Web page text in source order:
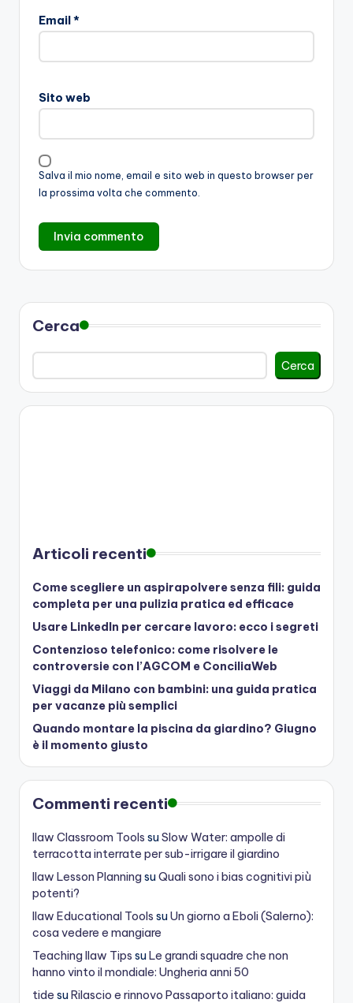
Email*
Sito web
Salva il mio nome, email e sito web in questo browser per
la prossima volta che commento.
Cerca
Cerca
Articoli recenti
Come scegliere un aspirapolvere senza fili: guida
completa per una pulizia pratica ed efficace
Usare LinkedIn per cercare lavoro: ecco i segreti
Contenzioso telefonico: come risolvere le
controversie con l’AGCOM e ConciliaWeb
Viaggi da Milano con bambini: una guida pratica
per vacanze più semplici
Quando montare la piscina da giardino? Giugno
è il momento giusto
Commenti recenti
Ilaw Classroom Tools suSlow Water: ampolle di
terracotta interrate per sub-irrigare il giardino
Ilaw Lesson Planning suQuali sono i bias cognitivi più
potenti?
Ilaw Educational Tools suUn giorno a Eboli (Salerno):
cosa vedere e mangiare
Teaching Ilaw Tips suLe grandi squadre che non
hanno vinto il mondiale: Ungheria anni 50
tide suRilascio e rinnovo Passaporto italiano: guida